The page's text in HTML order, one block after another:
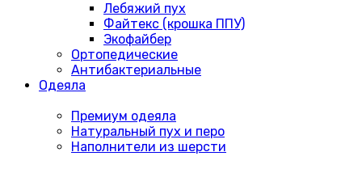
Лебяжий пух
Файтекс (крошка ППУ)
Экофайбер
Ортопедические
Антибактериальные
Одеяла
Премиум одеяла
Натуральный пух и перо
Наполнители из шерсти